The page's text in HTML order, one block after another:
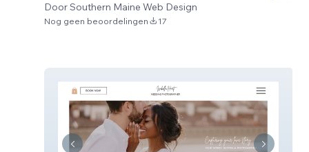
DoorSouthern Maine Web Design
Nog geen beoordelingen 17